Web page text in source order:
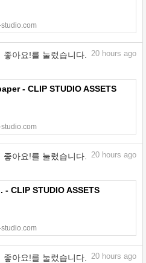
아요!를 눌렀습니다.
20 hours ago
- CLIP STUDIO ASSETS
아요!를 눌렀습니다.
20 hours ago
- CLIP STUDIO ASSETS
아요!를 눌렀습니다.
20 hours ago